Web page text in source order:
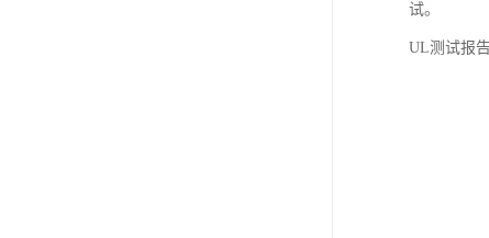
试。
UL测试报